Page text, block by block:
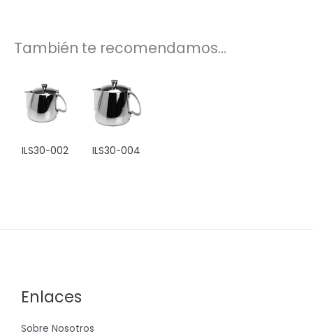
También te recomendamos…
ILS30-002 ILS30-004
Enlaces
Sobre Nosotros